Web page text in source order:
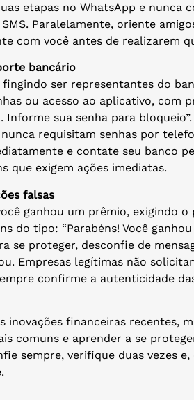
etapas no WhatsApp e nunca
Paralelamente, oriente
com você antes de realizarem
bancário
ser representantes do
ou acesso ao aplicativo, com
Informe sua senha para
requisitam senhas por
e contate seu banco
que exigem ações imediatas.
falsas
ganhou um prêmio, exigindo
do tipo: “Parabéns! Você
se proteger, desconfie de
Empresas legítimas não
confirme a autenticidade
inovações financeiras recentes,
comuns e aprender a se
sempre, verifique duas vezes